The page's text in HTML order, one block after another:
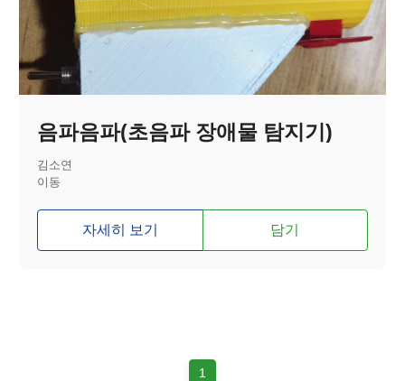
음파음파(초음파 장애물 탐지기)
김소연
이동
자세히 보기 담기
1